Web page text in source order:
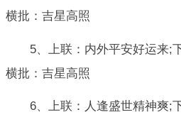
横批：吉星高照
5、上联：内外平安好运来;
横批：吉星高照
6、上联：人逢盛世精神爽;